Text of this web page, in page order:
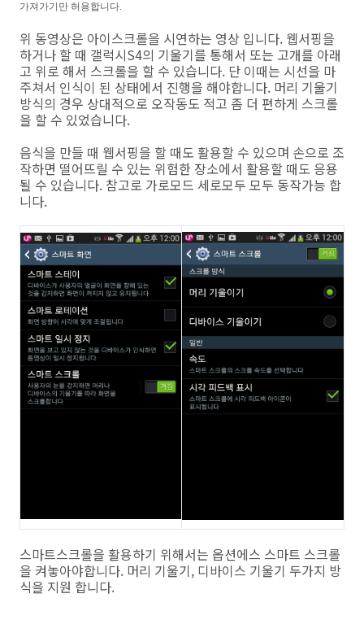
가져가기만 허용합니다.
위 동영상은 아이스크롤을 시연하는 영상 입니다. 웹서핑을
하거나 할 때 갤럭시S4의 기울기를 통해서 또는 고개를 아래
고 위로 해서 스크롤을 할 수 있습니다. 단 이때는 시선을 마
주쳐서 인식이 된 상태에서 진행을 해야합니다. 머리 기울기
방식의 경우 상대적으로 오작동도 적고 좀 더 편하게 스크롤
을 할 수 있었습니다.
음식을 만들 때 웹서핑을 할 때도 활용할 수 있으며 손으로 조
작하면 떨어뜨릴 수 있는 위험한 장소에서 활용할 때도 응용
될 수 있습니다. 참고로 가로모드 세로모두 모두 동작가능 합
니다.
스마트스크롤을 활용하기 위해서는 옵션에스 스마트 스크롤
을 켜놓아야합니다. 머리 기울기, 디바이스 기울기 두가지 방
식을 지원 합니다.